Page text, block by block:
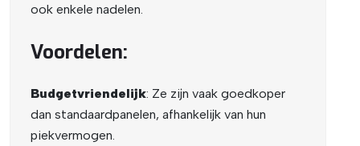
ook enkele nadelen.
Voordelen:
Budgetvriendelijk: Ze zijn vaak goedkoper
dan standaardpanelen, afhankelijk van hun
piekvermogen.